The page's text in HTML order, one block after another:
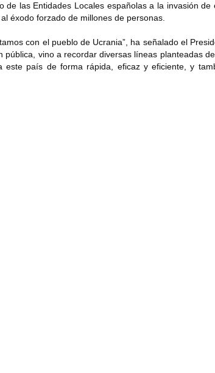
las Entidades Locales españolas a la invasión de
éxodo forzado de millones de personas.
con el pueblo de Ucrania”, ha señalado el
vino a recordar diversas líneas planteadas
este país de forma rápida, eficaz y eficiente, y